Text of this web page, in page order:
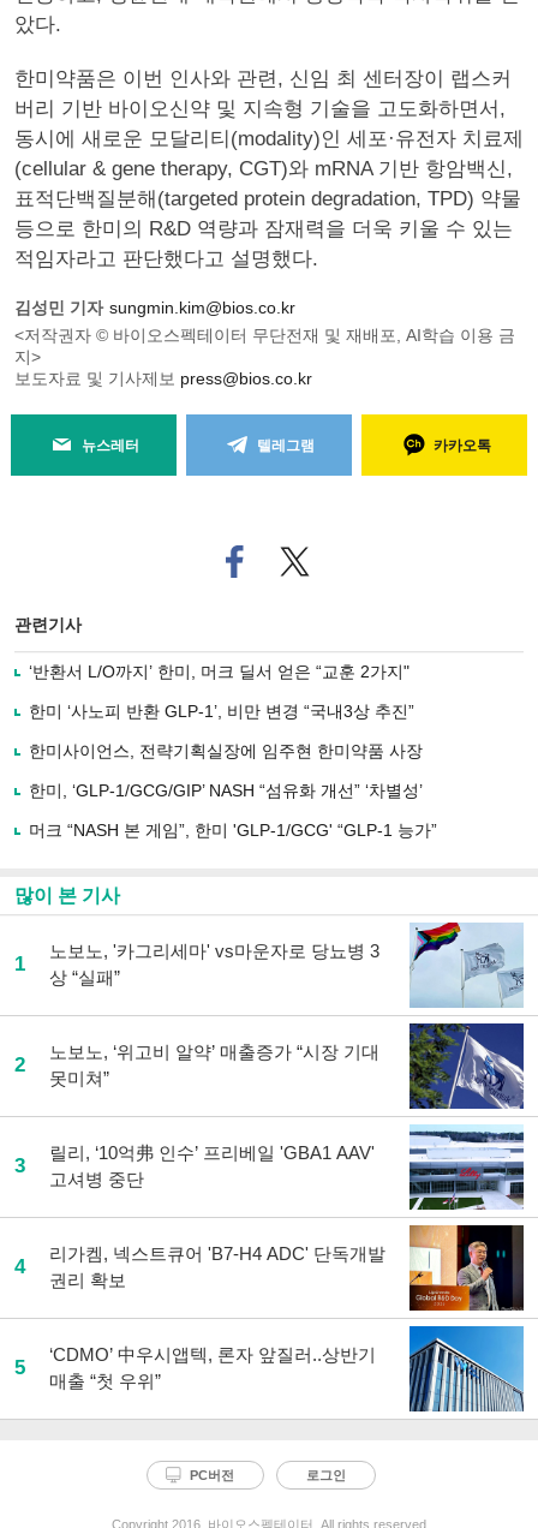
았다.
한미약품은 이번 인사와 관련, 신임 최 센터장이 랩스커
버리 기반 바이오신약 및 지속형 기술을 고도화하면서,
동시에 새로운 모달리티(modality)인 세포·유전자 치료제
(cellular & gene therapy, CGT)와 mRNA 기반 항암백신,
표적단백질분해(targeted protein degradation, TPD) 약물
등으로 한미의 R&D 역량과 잠재력을 더욱 키울 수 있는
적임자라고 판단했다고 설명했다.
김성민 기자 sungmin.kim@bios.co.kr
<저작권자 © 바이오스펙테이터 무단전재 및 재배포, AI학습 이용 금
지>
보도자료 및 기사제보 press@bios.co.kr
뉴스레터 텔레그램 카카오톡
페
이
로
기
사
유
기
트위
터로
관련기사
‘반환서 L/O까지’ 한미, 머크 딜서 얻은 “교훈 2가지"
한미 ‘사노피 반환 GLP-1’, 비만 변경 “국내3상 추진”
한미사이언스, 전략기획실장에 임주현 한미약품 사장
한미, ‘GLP-1/GCG/GIP’ NASH “섬유화 개선” ‘차별성’
머크 “NASH 본 게임”, 한미 'GLP-1/GCG' “GLP-1 능가”
많이 본 기사
1
노보노, '카그리세마' vs마운자로 당뇨병 3
상 “실패”
2
노보노, ‘위고비 알약’ 매출증가 “시장 기대
못미쳐”
3
릴리, ‘10억弗 인수’ 프리베일 'GBA1 AAV'
고셔병 중단
4
리가켐, 넥스트큐어 'B7-H4 ADC' 단독개발
권리 확보
5
‘CDMO’ 中우시앱텍, 론자 앞질러..상반기
매출 “첫 우위”
PC버전 로그인
Copyright 2016. 바이오스펙테이터. All rights reserved